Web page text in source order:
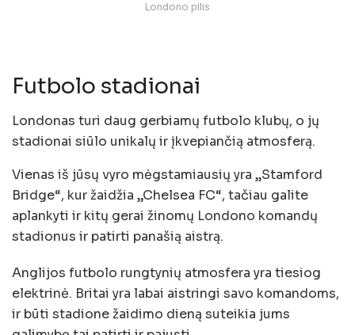
Londono pilis
Futbolo stadionai
Londonas turi daug gerbiamų futbolo klubų, o jų
stadionai siūlo unikalų ir įkvepiančią atmosferą.
Vienas iš jūsų vyro mėgstamiausių yra „Stamford
Bridge“, kur žaidžia „Chelsea FC“, tačiau galite
aplankyti ir kitų gerai žinomų Londono komandų
stadionus ir patirti panašią aistrą.
Anglijos futbolo rungtynių atmosfera yra tiesiog
elektrinė. Britai yra labai aistringi savo komandoms,
ir būti stadione žaidimo dieną suteikia jums